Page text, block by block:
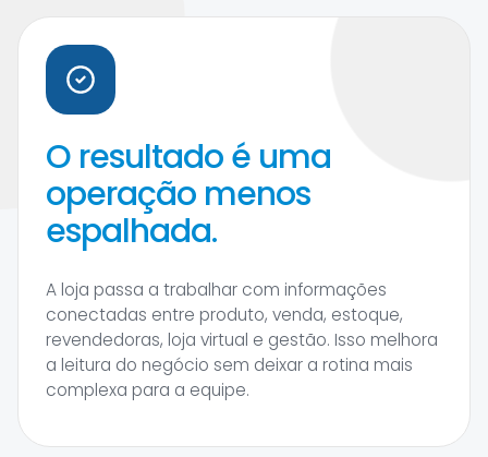
O resultado é uma
operação menos
espalhada.
A loja passa a trabalhar com informações
conectadas entre produto, venda, estoque,
revendedoras, loja virtual e gestão. Isso melhora
a leitura do negócio sem deixar a rotina mais
complexa para a equipe.